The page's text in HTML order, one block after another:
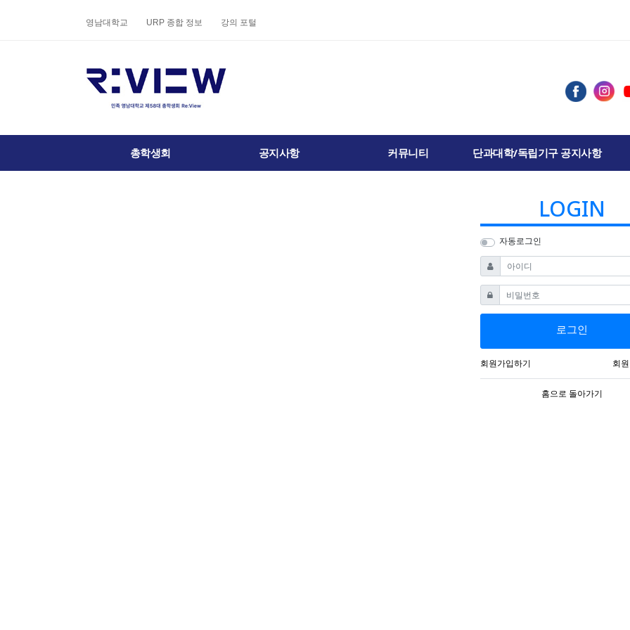
영남대학교 URP 종합 정보 강의 포털
총학생회 공지사항 커뮤니티 단과대학/독립기구 공지사항
LOGIN
자동로그인
아이디 필수
비밀번호필수
로그인
회원가입하기 회
홈으로 돌아가기